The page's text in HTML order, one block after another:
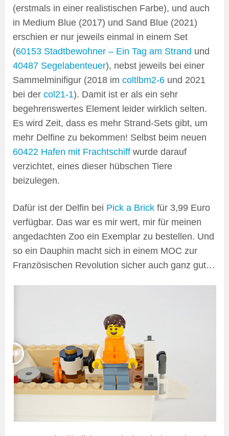
(erstmals in einer realistischen Farbe), und auch
in Medium Blue (2017) und Sand Blue (2021)
erschien er nur jeweils einmal in einem Set
(60153 Stadtbewohner – Ein Tag am Strand und
40487 Segelabenteuer), nebst jeweils bei einer
Sammelminifigur (2018 im coltlbm2-6 und 2021
bei der col21-1). Damit ist er als ein sehr
begehrenswertes Element leider wirklich selten.
Es wird Zeit, dass es mehr Strand-Sets gibt, um
mehr Delfine zu bekommen! Selbst beim neuen
60422 Hafen mit Frachtschiff wurde darauf
verzichtet, eines dieser hübschen Tiere
beizulegen.
Dafür ist der Delfin bei Pick a Brick für 3,99 Euro
verfügbar. Das war es mir wert, mir für meinen
angedachten Zoo ein Exemplar zu bestellen. Und
so ein Dauphin macht sich in einem MOC zur
Französischen Revolution sicher auch ganz gut…